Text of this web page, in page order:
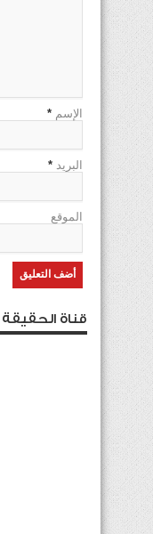
الإسم *
البريد *
الموقع
قناة الحقيقة